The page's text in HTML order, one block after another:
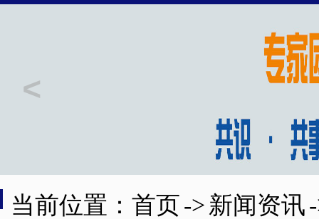
当前位置：首页-> 新闻资讯